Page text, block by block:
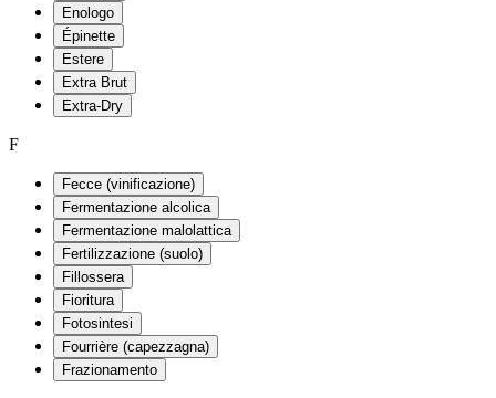
Enologo
Épinette
Estere
Extra Brut
Extra-Dry
F
Fecce (vinificazione)
Fermentazione alcolica
Fermentazione malolattica
Fertilizzazione (suolo)
Fillossera
Fioritura
Fotosintesi
Fourrière (capezzagna)
Frazionamento